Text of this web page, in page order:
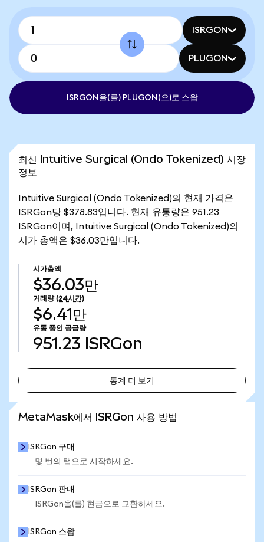
ISRGON
PLUGON
ISRGON을(를) PLUGON(으)로 스왑
최신 Intuitive Surgical (Ondo Tokenized) 시장
정보
Intuitive Surgical (Ondo Tokenized)의 현재 가격은
ISRGon당 $378.83입니다. 현재 유통량은 951.23
ISRGon이며, Intuitive Surgical (Ondo Tokenized)의
시가 총액은 $36.03만입니다.
시가총액
$36.03만
거래량 (24시간)
$6.41만
유통 중인 공급량
951.23 ISRGon
통계 더 보기
MetaMask에서 ISRGon 사용 방법
ISRGon 구매
몇 번의 탭으로 시작하세요.
ISRGon 판매
ISRGon을(를) 현금으로 교환하세요.
ISRGon 스왑